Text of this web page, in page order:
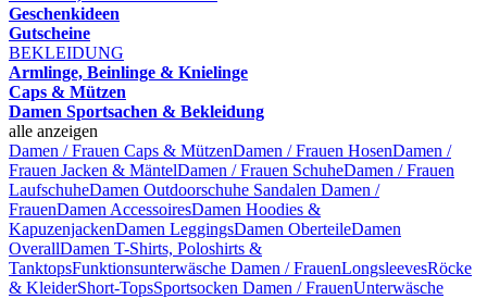
Geschenkideen
Gutscheine
BEKLEIDUNG
Armlinge, Beinlinge & Knielinge
Caps & Mützen
Damen Sportsachen & Bekleidung
alle anzeigen
Damen / Frauen Caps & MützenDamen / Frauen HosenDamen /
Frauen Jacken & MäntelDamen / Frauen SchuheDamen / Frauen
LaufschuheDamen Outdoorschuhe Sandalen Damen /
FrauenDamen AccessoiresDamen Hoodies &
KapuzenjackenDamen LeggingsDamen OberteileDamen
OverallDamen T-Shirts, Poloshirts &
TanktopsFunktionsunterwäsche Damen / FrauenLongsleevesRöcke
& KleiderShort-TopsSportsocken Damen / FrauenUnterwäsche